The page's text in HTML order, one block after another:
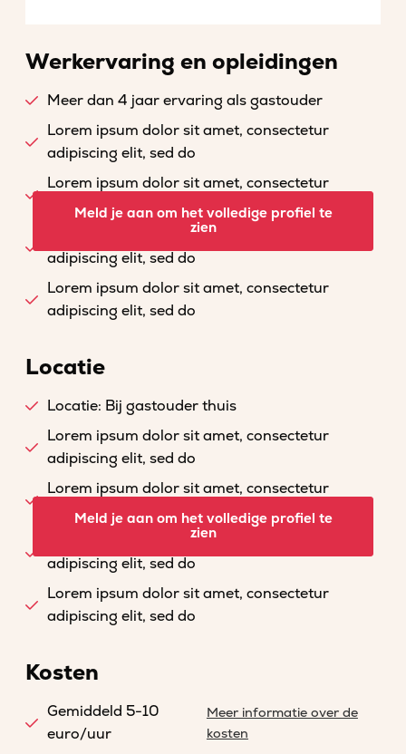
Werkervaring en opleidingen
Meer dan 4 jaar ervaring als gastouder
Lorem ipsum dolor sit amet, consectetur
adipiscing elit, sed do
Lorem ipsum dolor sit amet, consectetur
adipiscing elit, sed do
Lorem ipsum dolor sit amet, consectetur
adipiscing elit, sed do
Lorem ipsum dolor sit amet, consectetur
adipiscing elit, sed do
Meld je aan om het volledige profiel te
zien
Locatie
Locatie: Bij gastouder thuis
Lorem ipsum dolor sit amet, consectetur
adipiscing elit, sed do
Lorem ipsum dolor sit amet, consectetur
adipiscing elit, sed do
Lorem ipsum dolor sit amet, consectetur
adipiscing elit, sed do
Lorem ipsum dolor sit amet, consectetur
adipiscing elit, sed do
Meld je aan om het volledige profiel te
zien
Kosten
Gemiddeld 5-10
euro/uur
Meer informatie over de
kosten